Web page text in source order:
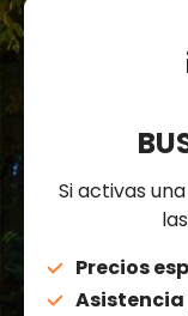
Si activas
Precios